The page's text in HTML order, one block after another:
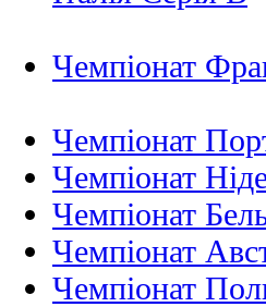
Чемпіонат
Чемпіонат
Чемпіонат
Чемпіонат
Чемпіонат
Чемпіонат